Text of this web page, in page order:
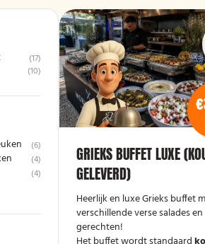
(17)
(10)
(6)
(4)
(4)
GRIEKS BUFFET LUXE
GELEVERD)
Heerlijk en luxe Grieks buffet
verschillende verse salades en
gerechten!